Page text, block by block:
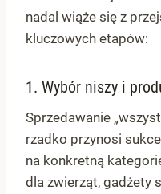
nadal wiąże się z
kluczowych etapów:
1. Wybór niszy i
Sprzedawanie
rzadko przynosi
na konkretną
dla zwierząt, gadżety